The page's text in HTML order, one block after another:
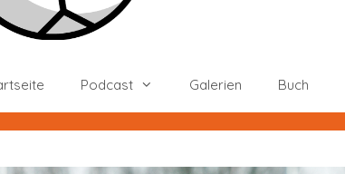
Podcast Galerien Buch